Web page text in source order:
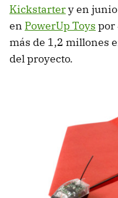
Kickstartery en
en PowerUp Toys por
más de 1,2 millones
del proyecto.